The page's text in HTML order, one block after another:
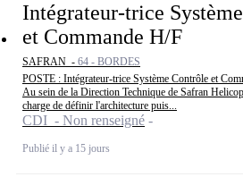
Intégrateur-trice
et Commande H/F
SAFRAN - 64 - BORDES
POSTE : Intégrateur-trice Système Contrôle et
Au sein de la Direction Technique de Safran
charge de définir l'architecture puis...
CDI - Non renseigné
Publié il y a 15 jours